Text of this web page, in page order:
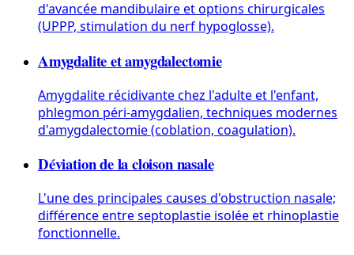
d'avancée mandibulaire et options chirurgicales
(UPPP, stimulation du nerf hypoglosse).
Amygdalite et amygdalectomie
Amygdalite récidivante chez l'adulte et l'enfant,
phlegmon péri-amygdalien, techniques modernes
d'amygdalectomie (coblation, coagulation).
Déviation de la cloison nasale
L'une des principales causes d'obstruction nasale;
différence entre septoplastie isolée et rhinoplastie
fonctionnelle.